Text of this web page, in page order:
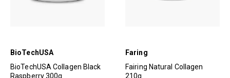
BioTechUSA
BioTechUSA Collagen Black
Raspberry 300g
Faring
Fairing Natural Collagen
210g